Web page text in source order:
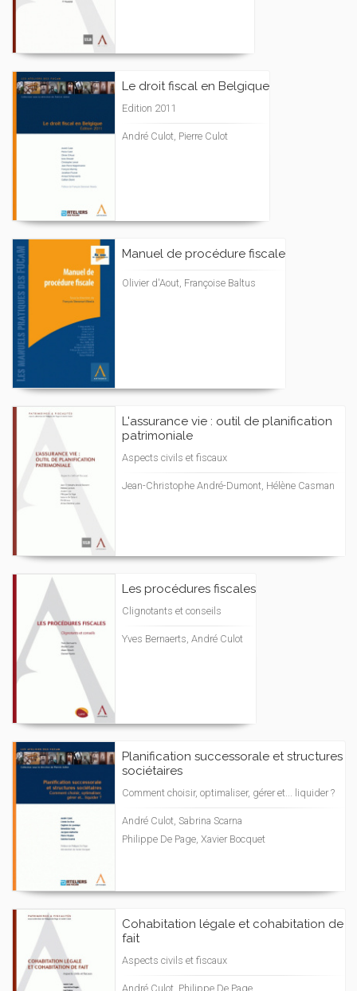
Le droit fiscal en Belgique
Edition 2011
André Culot, Pierre Culot
Manuel de procédure fiscale
Olivier d'Aout, Françoise Baltus
L'assurance vie : outil de planification
patrimoniale
Aspects civils et fiscaux
Jean-Christophe André-Dumont, Hélène Casman
Les procédures fiscales
Clignotants et conseils
Yves Bernaerts, André Culot
Planification successorale et structures
sociétaires
Comment choisir, optimaliser, gérer et... liquider ?
André Culot, Sabrina Scarna
Philippe De Page, Xavier Bocquet
Cohabitation légale et cohabitation de
fait
Aspects civils et fiscaux
André Culot, Philippe De Page